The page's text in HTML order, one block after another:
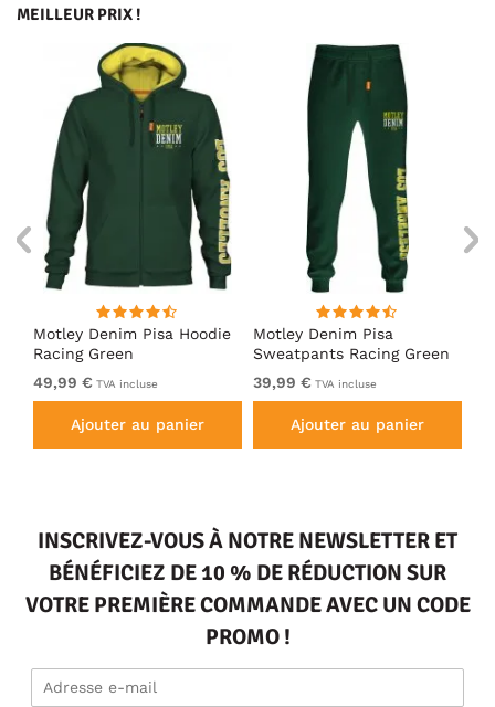
MEILLEUR PRIX !
Motley Denim Pisa Hoodie
Racing Green
49,99 € TVA incluse
Ajouter au panier
Motley Denim Pisa
Sweatpants Racing Green
39,99 € TVA incluse
Ajouter au panier
INSCRIVEZ-VOUS À NOTRE NEWSLETTER ET
BÉNÉFICIEZ DE 10 % DE RÉDUCTION SUR
VOTRE PREMIÈRE COMMANDE AVEC UN CODE
PROMO !